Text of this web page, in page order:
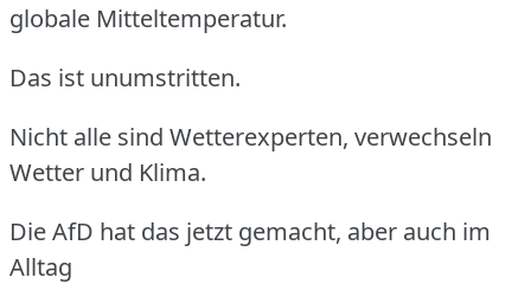
globale Mitteltemperatur.
Das ist unumstritten.
Nicht alle sind Wetterexperten, verwechseln
Wetter und Klima.
Die AfD hat das jetzt gemacht, aber auch im
Alltag